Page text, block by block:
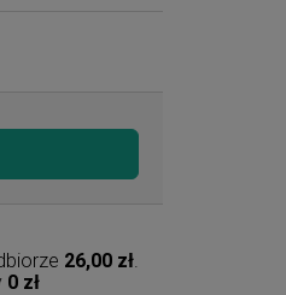
26,00 zł.
0 zł